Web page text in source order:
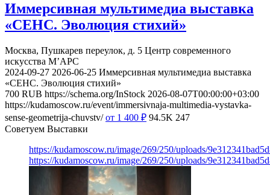
Иммерсивная мультимедиа выставка
«СЕНС. Эволюция стихий»
Москва, Пушкарев переулок, д. 5 Центр современного
искусства М’АРС
2024-09-27 2026-06-25 Иммерсивная мультимедиа выставка
«СЕНС. Эволюция стихий»
700 RUB https://schema.org/InStock 2026-08-07T00:00:00+03:00
https://kudamoscow.ru/event/immersivnaja-multimedia-vystavka-
sense-geometrija-chuvstv/ от 1 400 ₽ 94.5K 247
Советуем Выставки
https://kudamoscow.ru/image/269/250/uploads/
https://kudamoscow.ru/image/269/250/uploads/